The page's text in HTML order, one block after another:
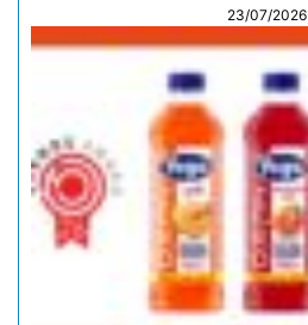
23/07/2026